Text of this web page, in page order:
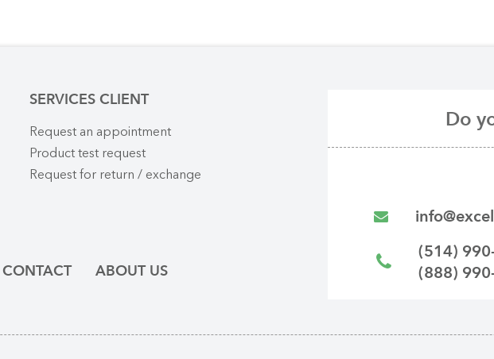
SERVICES CLIENT
Request an appointment
Product test request
Request for return / exchange
CONTACT ABOUT US
Do
(514)
(888)